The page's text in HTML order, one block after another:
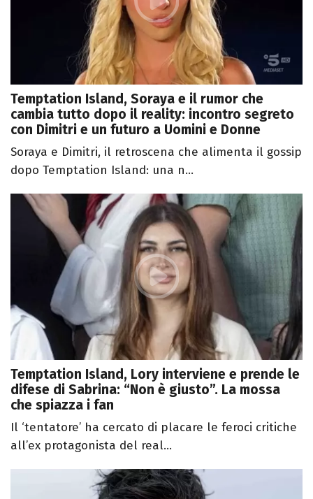
Temptation Island, Soraya e il rumor che
cambia tutto dopo il reality: incontro segreto
con Dimitri e un futuro a Uomini e Donne
Soraya e Dimitri, il retroscena che alimenta il gossip
dopo Temptation Island: una n...
Temptation Island, Lory interviene e prende le
difese di Sabrina: “Non è giusto”. La mossa
che spiazza i fan
Il ‘tentatore’ ha cercato di placare le feroci critiche
all’ex protagonista del real...